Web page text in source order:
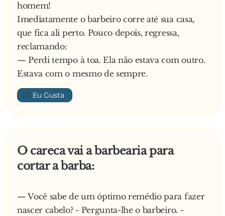
homem!
Imediatamente o barbeiro corre até sua casa,
que fica ali perto. Pouco depois, regressa,
reclamando:
— Perdi tempo à toa. Ela não estava com outro.
Estava com o mesmo de sempre.
👍🏼
O careca vai a barbearia para
cortar a barba:
— Você sabe de um óptimo remédio para fazer
nascer cabelo? - Pergunta-lhe o barbeiro. -